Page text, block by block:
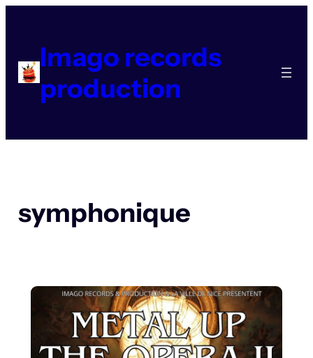
contenuImago records
production
symphonique